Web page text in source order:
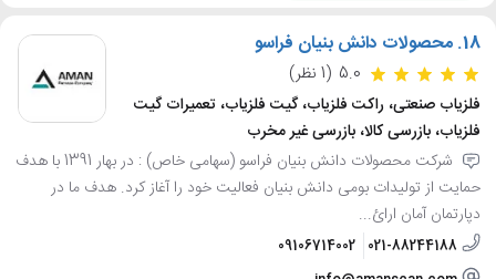
18. محصولات دانش بنیان فراسو
5.0 (1 نظر)
فلزیاب صنعتی، راکت فلزیاب، گیت فلزیاب، تعمیرات گیت
فلزیاب، بازرسی کالا، بازرسی غیر مخرب
شرکت محصولات دانش بنیان فراسو (سهامی خاص) : در بهار 1391 با هدف
حمایت از تولیدات بومی دانش بنیان فعالیت خود را آغاز کرد. هدف ما در
دپارتمان آمان ارائ...
021-88244188
09106714002